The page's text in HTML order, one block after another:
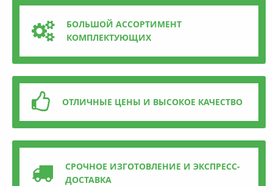
БОЛЬШОЙ АССОРТИМЕНТ
КОМПЛЕКТУЮЩИХ
ОТЛИЧНЫЕ ЦЕНЫ И ВЫСОКОЕ КАЧЕСТВО
СРОЧНОЕ ИЗГОТОВЛЕНИЕ И ЭКСПРЕСС-
ДОСТАВКА